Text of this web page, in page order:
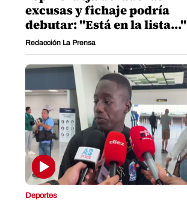
excusas y fichaje podría
debutar: "Está en la lista..."
Redacción La Prensa
Deportes